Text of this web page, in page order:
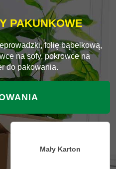
PAKUNKOWE
folię bąbelkową,
na sofy, pokrowce na
do pakowania.